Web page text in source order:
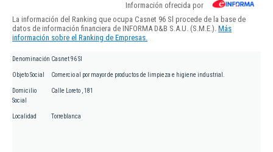
Información ofrecida por
La información del Ranking que ocupa Casnet 96 Sl procede de la base de
datos de información financiera de INFORMA D&B S.A.U. (S.M.E.). Más
información sobre el Ranking de Empresas.
Denominación Casnet 96 Sl
Objeto Social Comercio al por mayor de productos de limpieza e higiene industrial.
Domicilio
Social
Calle Loreto , 181
Localidad Torreblanca